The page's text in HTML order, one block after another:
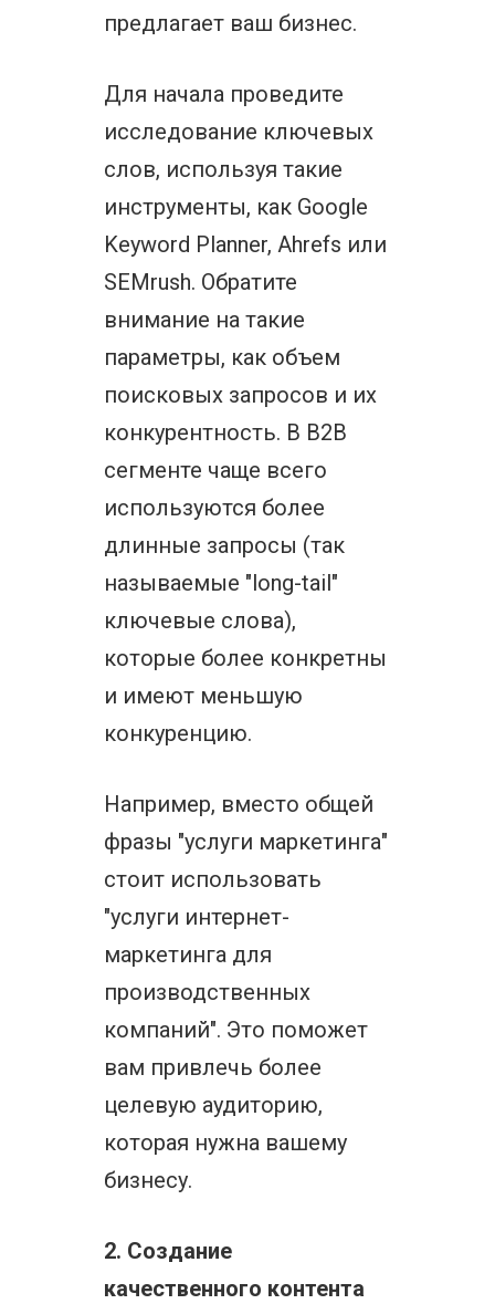
предлагает ваш бизнес.
Для начала проведите
исследование ключевых
слов, используя такие
инструменты, как Google
Keyword Planner, Ahrefs или
SEMrush. Обратите
внимание на такие
параметры, как объем
поисковых запросов и их
конкурентность. В B2B
сегменте чаще всего
используются более
длинные запросы (так
называемые "long-tail"
ключевые слова),
которые более конкретны
и имеют меньшую
конкуренцию.
Например, вместо общей
фразы "услуги маркетинга"
стоит использовать
"услуги интернет-
маркетинга для
производственных
компаний". Это поможет
вам привлечь более
целевую аудиторию,
которая нужна вашему
бизнесу.
2. Создание
качественного контента